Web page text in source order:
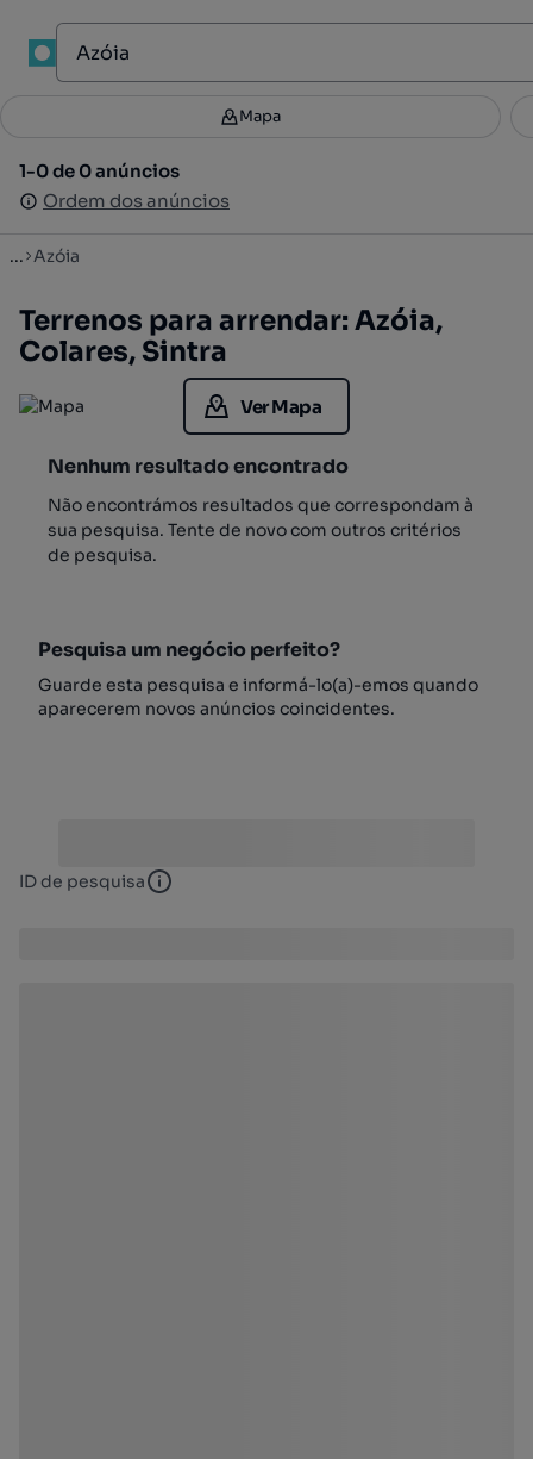
Filtros 3
1-0 de 0 anúncios
Ordem dos anúncios
Mapa
1-0 de 0 anúncios
Ordem dos anúncios
... Azóia
Terrenos para arrendar: Azóia,
Colares, Sintra
Ver Mapa
Nenhum resultado encontrado
Não encontrámos resultados que correspondam à
sua pesquisa. Tente de novo com outros critérios
de pesquisa.
Pesquisa um negócio perfeito?
Guarde esta pesquisa e informá-lo(a)-emos quando
aparecerem novos anúncios coincidentes.
ID de pesquisa ID de pesquisa